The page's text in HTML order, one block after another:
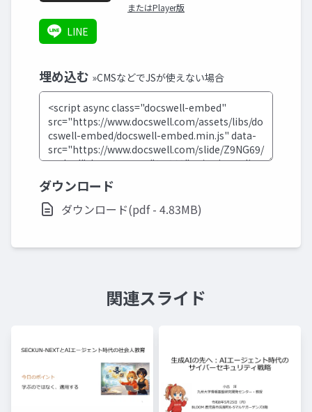
またはPlayer版
LINE
埋め込む »CMSなどでJSが使えない場合
ダウンロード
ダウンロード(pdf - 4.83MB)
関連スライド